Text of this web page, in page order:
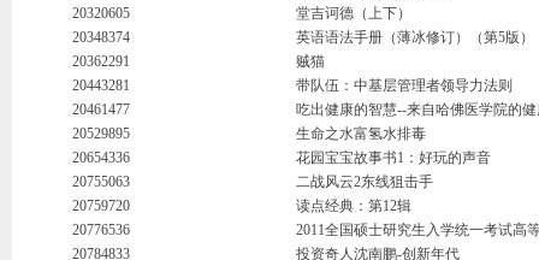
20320605
堂吉诃德（上下）
20348374
英语语法手册（薄冰修订）（第5版）
20362291
贼猫
20443281
带队伍：中基层管理者领导力法则
20461477
吃出健康的智慧--来自哈佛医学院的
20529895
生命之水富氢水排毒
20654336
花园宝宝故事书1：好玩的声音
20755063
二战风云2东线狙击手
20759720
读点经典：第12辑
20776536
2011全国硕士研究生入学统一考试高
20784833
投资奇人沈南鹏-创新年代